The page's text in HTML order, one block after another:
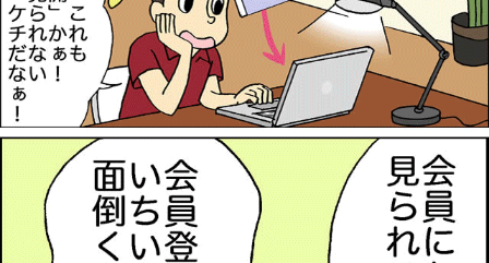
お問い合わせ